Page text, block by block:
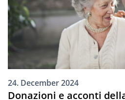
24. December 2024
Donazioni e acconti